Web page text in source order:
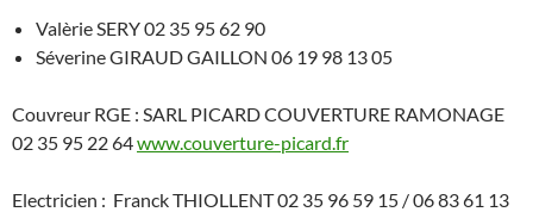
Valèrie SERY 02 35 95 62 90
Séverine GIRAUD GAILLON 06 19 98 13 05
Couvreur RGE : SARL PICARD COUVERTURE RAMONAGE
02 35 95 22 64www.couverture-picard.fr
Electricien : Franck THIOLLENT 02 35 96 59 15 / 06 83 61 13